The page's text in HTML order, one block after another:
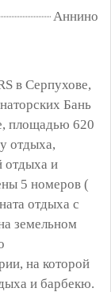
Аннино
в Серпухове,
Бань
площадью 620
отдыха,
отдыха и
5 номеров (
отдыха с
земельном
на которой
и барбекю.